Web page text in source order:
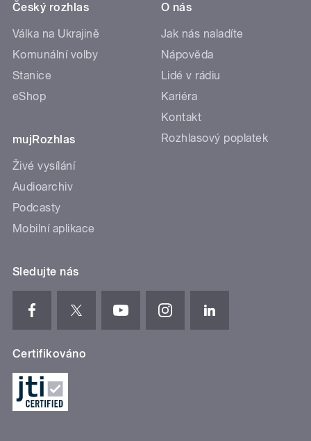
Český rozhlas
Válka na Ukrajině
Komunální volby
Stanice
eShop
mujRozhlas
Živé vysílání
Audioarchiv
Podcasty
Mobilní aplikace
O nás
Jak nás naladíte
Nápověda
Lidé v rádiu
Kariéra
Kontakt
Rozhlasový poplatek
Sledujte nás
Certifikováno